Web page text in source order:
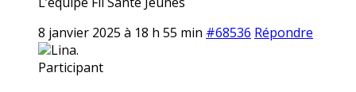
8 janvier 2025 à 18 h 55 min #68536 Répondre
Lina.
Participant